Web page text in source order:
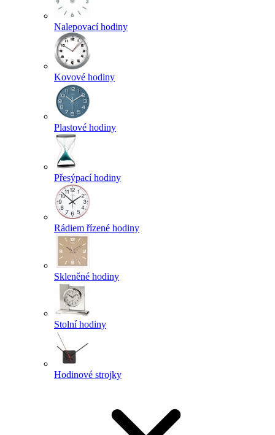
Nalepovací hodiny
Kovové hodiny
Plastové hodiny
Přesýpací hodiny
Rádiem řízené hodiny
Skleněné hodiny
Stolní hodiny
Hodinové strojky